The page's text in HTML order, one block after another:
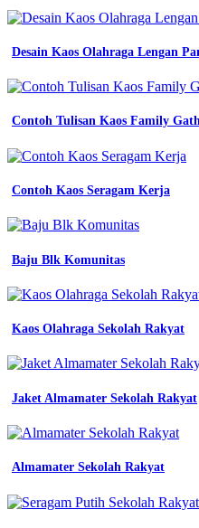
kerja
diminati
tahun
2025
mitra
seragam
1
indonesia
model
batik
wanita
tampil
stylish
Jualan
Baju
Depan
Jayanti
Timika
Desain Kaos Olahraga Lengan
Contoh Tulisan Kaos Family
Contoh Kaos Seragam Kerja
Baju Blk Komunitas
Kaos Olahraga Sekolah Rakyat
Jaket Almamater Sekolah Rakyat
Almamater Sekolah Rakyat